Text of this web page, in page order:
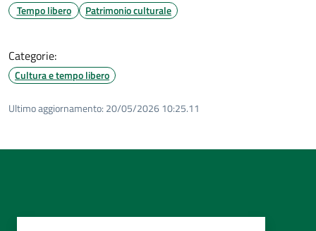
Tempo libero Patrimonio culturale
Categorie:
Cultura e tempo libero
Ultimo aggiornamento: 20/05/2026 10:25.11